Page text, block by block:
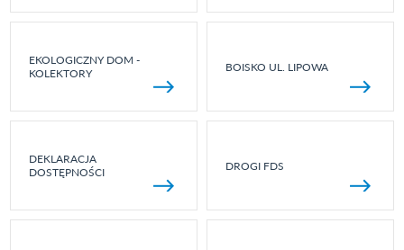
EKOLOGICZNY DOM -
KOLEKTORY
BOISKO UL. LIPOWA
DEKLARACJA
DOSTĘPNOŚCI
DROGI FDS